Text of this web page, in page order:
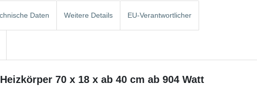
Daten Weitere Details EU-Verantwortlicher
70 x 18 x ab 40 cm ab 904 Watt